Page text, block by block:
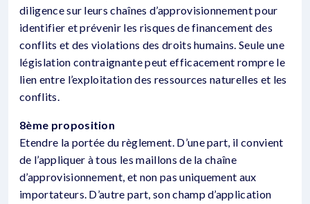
diligence sur leurs chaînes d’approvisionnement pour
identifier et prévenir les risques de financement des
conflits et des violations des droits humains. Seule une
législation contraignante peut efficacement rompre le
lien entre l’exploitation des ressources naturelles et les
conflits.
8ème proposition
Etendre la portée du règlement. D’une part, il convient
de l’appliquer à tous les maillons de la chaîne
d’approvisionnement, et non pas uniquement aux
importateurs. D’autre part, son champ d’application